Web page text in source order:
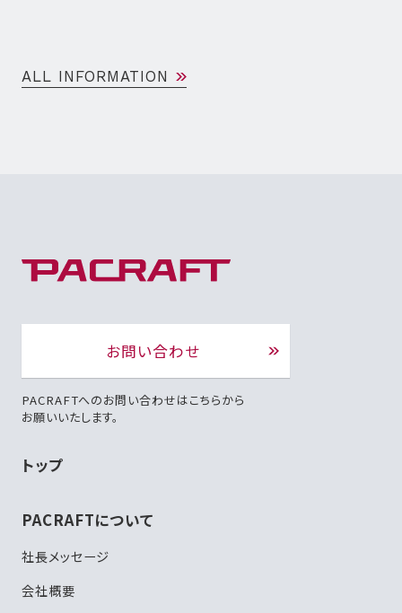
ALL INFORMATION
お問い合わせ
PACRAFTへのお問い合わせはこちらから
お願いいたします。
トップ
PACRAFTについて
社長メッセージ
会社概要